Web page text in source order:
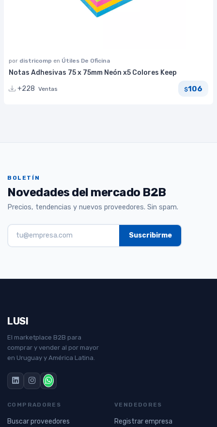
por districomp en Útiles De Oficina
Notas Adhesivas 75 x 75mm Neón x5 Colores Keep
+228 Ventas $106
BOLETÍN
Novedades del mercado B2B
Precios, tendencias y nuevos proveedores. Sin spam.
LUSI
El marketplace B2B para
comprar y vender al por mayor
en Uruguay y América Latina.
COMPRADORES
Buscar proveedores
VENDEDORES
Registrar empresa